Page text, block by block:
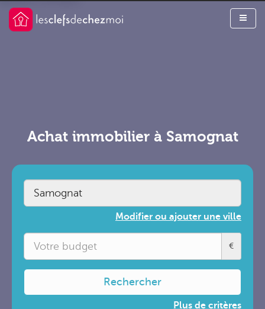
Achat immobilier à Samognat
Modifier ou ajouter une ville
€
Rechercher
Plus de critères